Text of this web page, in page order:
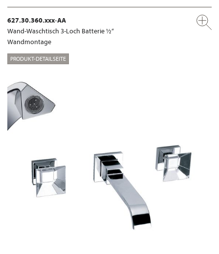
627.30.360.xxx-AA
Wand-Waschtisch 3-Loch Batterie ½“
Wandmontage
PRODUKT-DETAILSEITE